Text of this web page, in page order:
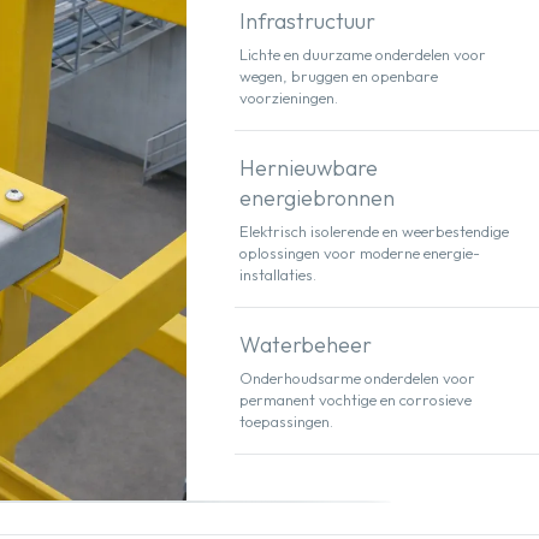
Infrastructuur
Lichte en duurzame onderdelen voor
wegen, bruggen en openbare
voorzieningen.
Hernieuwbare
energiebronnen
Elektrisch isolerende en weerbestendige
oplossingen voor moderne energie-
installaties.
Waterbeheer
Onderhoudsarme onderdelen voor
permanent vochtige en corrosieve
toepassingen.
om te draaien